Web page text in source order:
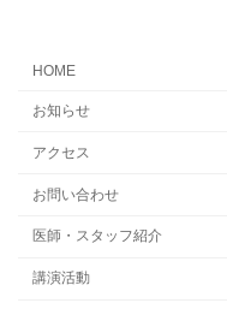
HOME
お知らせ
アクセス
お問い合わせ
医師・スタッフ紹介
講演活動